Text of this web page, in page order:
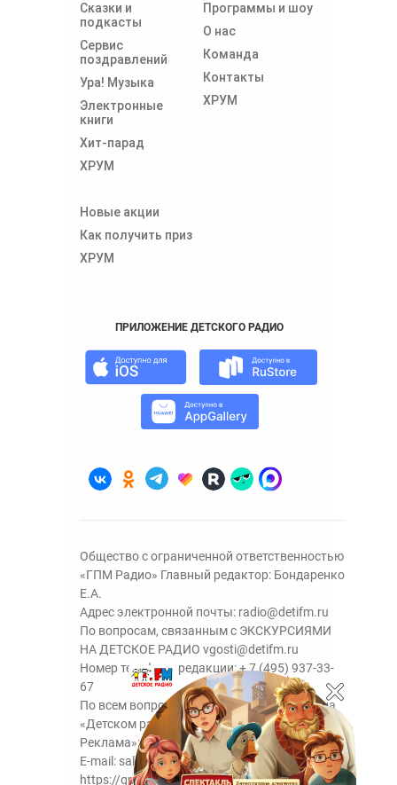
Сказки и
подкасты
Сервис
поздравлений
Ура! Музыка
Электронные
книги
Хит-парад
ХРУМ
Программы и шоу
О нас
Команда
Контакты
ХРУМ
Новые акции
Как получить приз
ХРУМ
ПРИЛОЖЕНИЕ ДЕТСКОГО РАДИО
Общество с ограниченной ответственностью
«ГПМ Радио» Главный редактор: Бондаренко
Е.А.
Адрес электронной почты: radio@detifm.ru
По вопросам, связанным с ЭКСКУРСИЯМИ
НА ДЕТСКОЕ РАДИО vgosti@detifm.ru
Номер телефона редакции:+ 7 (495) 937-33-
67
По всем вопросам размещения рекламы на
«Детском радио» - сейлз-хаус «ГПМ
Реклама»:+7 (495) 921-40-41
E-mail: sales@gazprom-media.ru
https://gpmsaleshouse.ru/